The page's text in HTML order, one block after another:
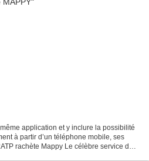
application et y inclure la possibilité
à partir d’un téléphone mobile, ses
rachète Mappy Le célèbre service de